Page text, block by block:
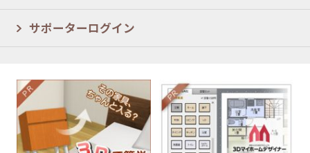
サポーターログイン